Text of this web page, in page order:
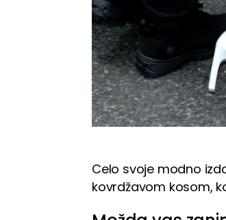
Celo svoje modno
kovrdžavom kosom,